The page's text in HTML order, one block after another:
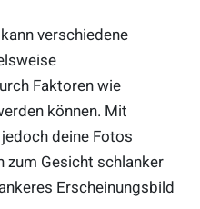
verschiedene
Faktoren wie
können. Mit
deine Fotos
zum Gesicht schlanker
Erscheinungsbild